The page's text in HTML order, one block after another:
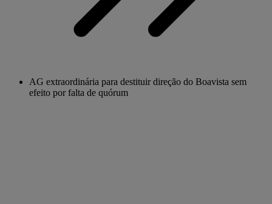
AG extraordinária para destituir direção do Boavista sem
efeito por falta de quórum